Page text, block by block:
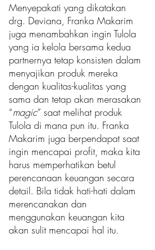
Menyepakati yang dikatakan
drg. Deviana, Franka Makarim
juga menambahkan ingin Tulola
yang ia kelola bersama kedua
partnernya tetap konsisten dalam
menyajikan produk mereka
dengan kualitas-kualitas yang
sama dan tetap akan merasakan
“magic” saat melihat produk
Tulola di mana pun itu. Franka
Makarim juga berpendapat saat
ingin mencapai profit, maka kita
harus memperhatikan betul
perencanaan keuangan secara
detail. Bila tidak hati-hati dalam
merencanakan dan
menggunakan keuangan kita
akan sulit mencapai hal itu.